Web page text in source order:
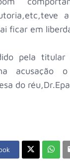
ficar em
pela titular
acusação
do